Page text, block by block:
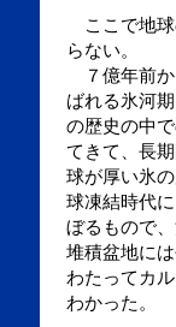
ここで地球
らない。
７億年前か
ばれる氷河
の歴史の中
てきて、長
球が厚い氷
球凍結時代
ぼるもので
堆積盆地に
わたってカ
わかった。